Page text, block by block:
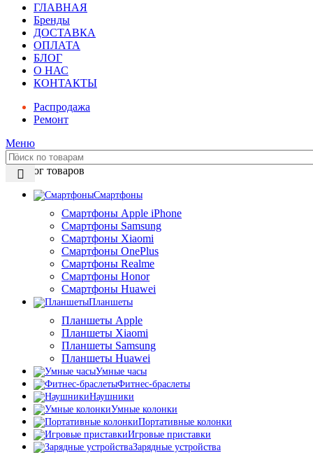
ГЛАВНАЯ
Бренды
ДОСТАВКА
ОПЛАТА
БЛОГ
О НАС
КОНТАКТЫ
Распродажа
Ремонт
Меню
Каталог товаров
Смартфоны
Смартфоны Apple iPhone
Смартфоны Samsung
Смартфоны Xiaomi
Смартфоны OnePlus
Смартфоны Realme
Смартфоны Honor
Смартфоны Huawei
Планшеты
Планшеты Apple
Планшеты Xiaomi
Планшеты Samsung
Планшеты Huawei
Умные часы
Фитнес-браслеты
Наушники
Умные колонки
Портативные колонки
Игровые приставки
Зарядные устройства